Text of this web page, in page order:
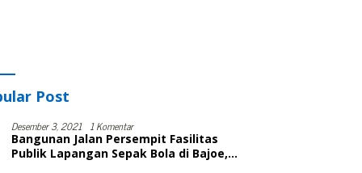
Post
Desember 3, 2021 1 Komentar
Bangunan Jalan Persempit Fasilitas
Publik Lapangan Sepak Bola di Bajoe,